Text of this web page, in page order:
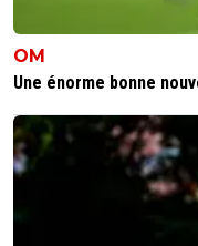
OM
Une énorme bonne